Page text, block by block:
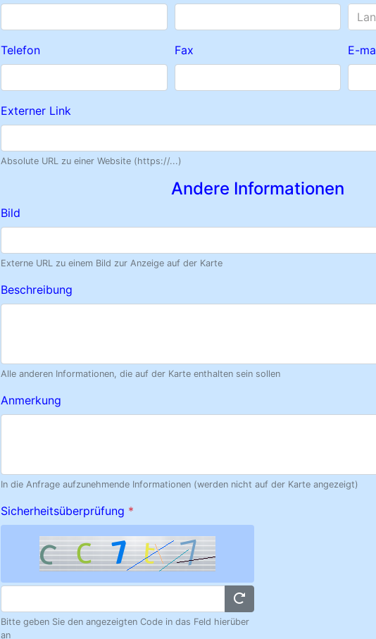
Telefon Fax E-
Externer Link
Absolute URL zu einer Website (https://...)
Andere Informationen
Bild
Externe URL zu einem Bild zur Anzeige auf der Karte
Beschreibung
Alle anderen Informationen, die auf der Karte enthalten sein sollen
Anmerkung
In die Anfrage aufzunehmende Informationen (werden nicht auf der Karte angezeigt)
Sicherheitsüberprüfung *
Bitte geben Sie den angezeigten Code in das Feld hierüber
an